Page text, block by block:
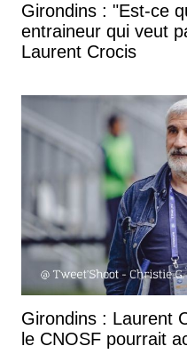
Girondins : "Est-ce
entraineur qui veut
Laurent Crocis
Girondins : Laurent
le CNOSF pourrait